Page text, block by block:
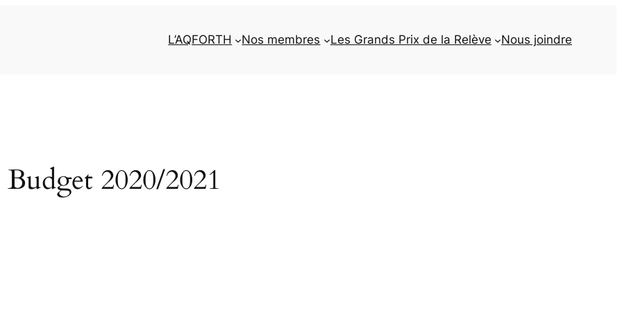
L’AQFORTH Nos membres Les Grands Prix de la Relève Nous joindre
2020/2021